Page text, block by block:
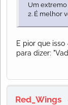
Um extremo
2. É melhor
E pior que
para dizer:
Red_Wings